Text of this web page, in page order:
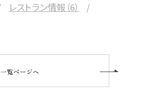
レストラン情報（6）
一覧ページへ